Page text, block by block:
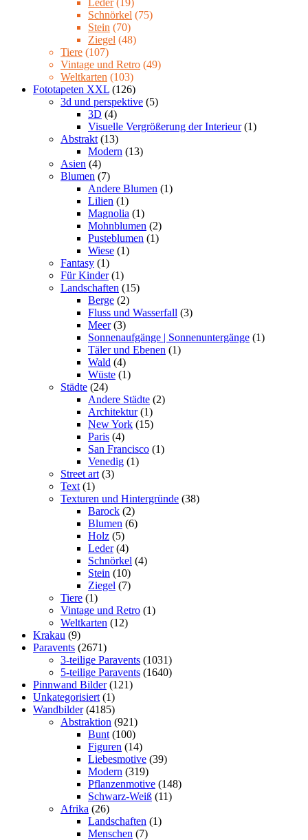
Leder (19)
Schnörkel (75)
Stein (70)
Ziegel (48)
Tiere (107)
Vintage und Retro (49)
Weltkarten (103)
Fototapeten XXL (126)
3d und perspektive (5)
3D (4)
Visuelle Vergrößerung der Interieur (1)
Abstrakt (13)
Modern (13)
Asien (4)
Blumen (7)
Andere Blumen (1)
Lilien (1)
Magnolia (1)
Mohnblumen (2)
Pusteblumen (1)
Wiese (1)
Fantasy (1)
Für Kinder (1)
Landschaften (15)
Berge (2)
Fluss und Wasserfall (3)
Meer (3)
Sonnenaufgänge | Sonnenuntergänge (1)
Täler und Ebenen (1)
Wald (4)
Wüste (1)
Städte (24)
Andere Städte (2)
Architektur (1)
New York (15)
Paris (4)
San Francisco (1)
Venedig (1)
Street art (3)
Text (1)
Texturen und Hintergründe (38)
Barock (2)
Blumen (6)
Holz (5)
Leder (4)
Schnörkel (4)
Stein (10)
Ziegel (7)
Tiere (1)
Vintage und Retro (1)
Weltkarten (12)
Krakau (9)
Paravents (2671)
3-teilige Paravents (1031)
5-teilige Paravents (1640)
Pinnwand Bilder (121)
Unkategorisiert (1)
Wandbilder (4185)
Abstraktion (921)
Bunt (100)
Figuren (14)
Liebesmotive (39)
Modern (319)
Pflanzenmotive (148)
Schwarz-Weiß (11)
Afrika (26)
Landschaften (1)
Menschen (7)